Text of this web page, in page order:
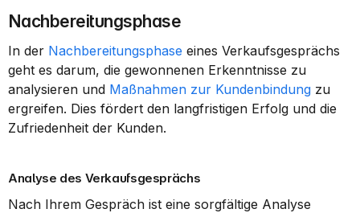
Nachbereitungsphase
In der Nachbereitungsphase eines Verkaufsgesprächs
geht es darum, die gewonnenen Erkenntnisse zu
analysieren und Maßnahmen zur Kundenbindung zu
ergreifen. Dies fördert den langfristigen Erfolg und die
Zufriedenheit der Kunden.
Analyse des Verkaufsgesprächs
Nach Ihrem Gespräch ist eine sorgfältige Analyse